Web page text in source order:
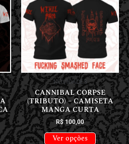
NOVIDADES
CANNIBAL CORPSE
(TRIBUTO) – CAMISETA
MANGA CURTA
R$100,00
Ver opções